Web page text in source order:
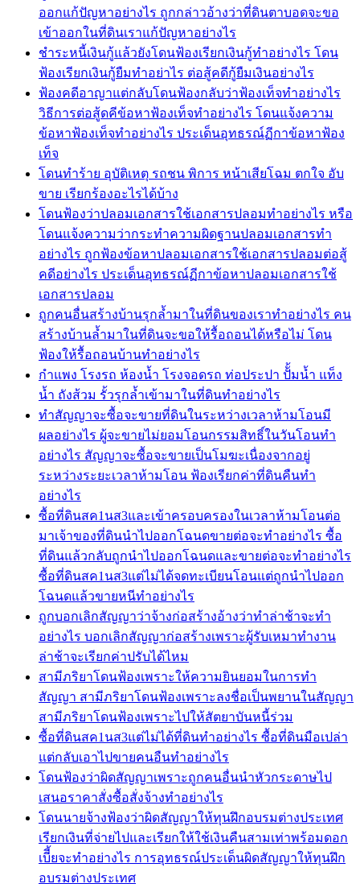
ออกแก้ปัญหาอย่างไร ถูกกล่าวอ้างว่าที่ดินตาบอดจะขอ
เข้าออกในที่ดินเราแก้ปัญหาอย่างไร
ชำระหนี้เงินกู้แล้วยังโดนฟ้องเรียกเงินกู้ทำอย่างไร โดน
ฟ้องเรียกเงินกู้ยืมทำอย่าไร ต่อสู้คดีกู้ยืมเงินอย่างไร
ฟ้องคดีอาญาแต่กลับโดนฟ้องกลับว่าฟ้องเท็จทำอย่างไร
วิธีการต่อสู้ดคีข้อหาฟ้องเท็จทำอย่างไร โดนแจ้งความ
ข้อหาฟ้องเท็จทำอย่างไร ประเด็นอุทธรณ์ฏีกาข้อหาฟ้อง
เท็จ
โดนทำร้าย อุบัติเหตุ รถชน พิการ หน้าเสียโฉม ตกใจ อับ
ขาย เรียกร้องอะไรได้บ้าง
โดนฟ้องว่าปลอมเอกสารใช้เอกสารปลอมทำอย่างไร หรือ
โดนแจ้งความว่ากระทำความผิดฐานปลอมเอกสารทำ
อย่างไร ถูกฟ้องข้อหาปลอมเอกสารใช้เอกสารปลอมต่อสู้
คดีอย่างไร ประเด็นอุทธรณ์ฏีกาข้อหาปลอมเอกสารใช้
เอกสารปลอม
ถูกคนอื่นสร้างบ้านรุกล้ำมาในที่ดินของเราทำอย่างไร คน
สร้างบ้านล้ำมาในที่ดินจะขอให้รื้อถอนได้หรือไม่ โดน
ฟ้องให้รื้อถอนบ้านทำอย่างไร
กำแพง โรงรถ ห้องน้ำ โรงจอดรถ ท่อประปา ปัั้มน้ำ แท็ง
น้ำ ถังส้วม รั้วรุกล้ำเข้ามาในที่ดินทำอย่างไร
ทำสัญญาจะซื้อจะขายที่ดินในระหว่างเวลาห้ามโอนมี
ผลอย่างไร ผู้จะขายไม่ยอมโอนกรรมสิทธิ์ในวันโอนทำ
อย่างไร สัญญาจะซื้อจะขายเป็นโมฆะเนื่องจากอยู่
ระหว่างระยะเวลาห้ามโอน ฟ้องเรียกค่าที่ดินคืนทำ
อย่างไร
ซื้อที่ดินสค1นส3และเข้าครอบครองในเวลาห้ามโอนต่อ
มาเจ้าของที่ดินนำไปออกโฉนดขายต่อจะทำอย่างไร ซื้อ
ที่ดินแล้วกลับถูกนำไปออกโฉนดและขายต่อจะทำอย่างไร
ซื้อที่ดินสค1นส3แต่ไม่ได้จดทะเบียนโอนแต่ถูกนำไปออก
โฉนดแล้วขายหนีทำอย่างไร
ถูกบอกเลิกสัญญาว่าจ้างก่อสร้างอ้างว่าทำล่าช้าจะทำ
อย่างไร บอกเลิกสัญญาก่อสร้างเพราะผู้รับเหมาทำงาน
ล่าช้าจะเรียกค่าปรับได้ไหม
สามีภริยาโดนฟ้องเพราะให้ความยินยอมในการทำ
สัญญา สามีภริยาโดนฟ้องเพราะลงชื่อเป็นพยานในสัญญา
สามีภริยาโดนฟ้องเพราะไปให้สัตยาบันหนี้ร่วม
ซื้อที่ดินสค1นส3แต่ไม่ได้ที่ดินทำอย่างไร ซื้อที่ดินมือเปล่า
แต่กลับเอาไปขายคนอืนทำอย่างไร
โดนฟ้องว่าผิดสัญญาเพราะถูกคนอื่นนำหัวกระดาษไป
เสนอราคาสั่งซื้อสั่งจ้างทำอย่างไร
โดนนายจ้างฟ้องว่าผิดสัญญาให้ทุนฝึกอบรมต่างประเทศ
เรียกเงินที่จ่ายไปและเรียกให้ใช้เงินคืนสามเท่าพร้อมดอก
เบีี้ยจะทำอย่างไร การอุทธรณ์ประเด็นผิดสัญญาให้ทุนฝึก
อบรมต่างประเทศ